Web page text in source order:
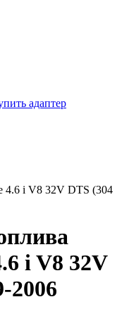
адаптер
4.6 i V8 32V DTS (304
i V8 32V
2006